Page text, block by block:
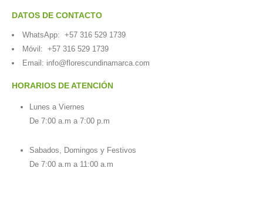
DATOS DE CONTACTO
WhatsApp: +57 316 529 1739
Móvil: +57 316 529 1739
Email: info@florescundinamarca.com
HORARIOS DE ATENCIÓN
Lunes a Viernes
De 7:00 a.m a 7:00 p.m
Sabados, Domingos y Festivos
De 7:00 a.m a 11:00 a.m